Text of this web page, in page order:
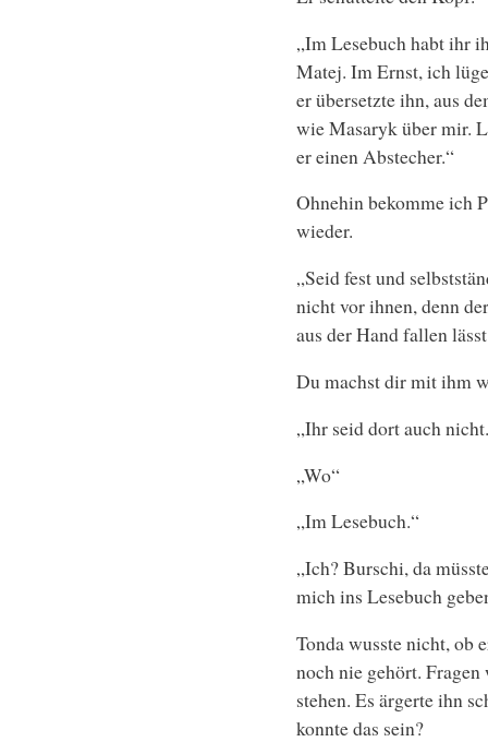
„Im Lesebuch habt ihr
Matej. Im Ernst, ich
er übersetzte ihn, aus
wie Masaryk über mir.
er einen Abstecher.“
Ohnehin bekomme ich
wieder.
„Seid fest und
nicht vor ihnen, denn
aus der Hand fallen
Du machst dir mit ihm
„Ihr seid dort auch
„Wo“
„Im Lesebuch.“
„Ich? Burschi, da
mich ins Lesebuch
Tonda wusste nicht, ob
noch nie gehört.
stehen. Es ärgerte ihn
konnte das sein?